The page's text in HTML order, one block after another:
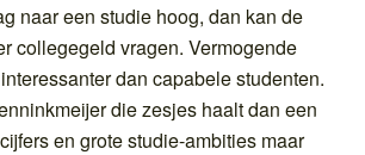
naar een studie hoog, dan kan de
collegegeld vragen. Vermogende
dan capabele studenten.
die zesjes haalt dan een
en grote studie-ambities maar